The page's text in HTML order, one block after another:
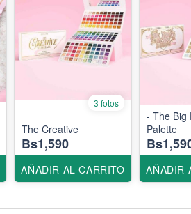
3 fotos
The Creative
Bs1,590
AÑADIR AL CARRITO
- The Big
Palette
AÑADIR